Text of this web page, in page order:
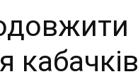
кабачків